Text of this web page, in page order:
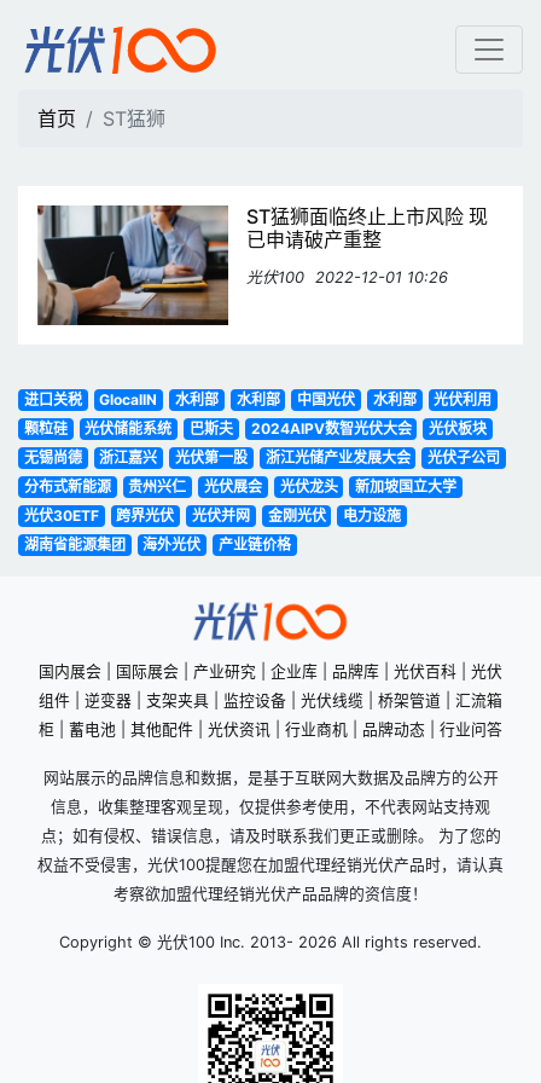
ST猛狮 | 光伏100
首页 ST猛狮
ST猛狮面临终止上市风险 现
已申请破产重整
光伏100 2022-12-01 10:26
进口关税 GlocalIN 水利部 水利部 中国光伏 水利部
光伏利用
颗粒硅
光伏储能系统 巴斯夫 2024AIPV数智光伏大会
光伏板块
无锡尚德
浙江嘉兴 光伏第一股 浙江光储产业发展大会
光伏子公司
分布式新能源
贵州兴仁 光伏展会 光伏龙头
新加坡国立大学
光伏30ETF
跨界光伏 光伏并网 金刚光伏
电力设施
湖南省能源集团
海外光伏 产业链价格
国内展会 国际展会 产业研究 企业库 品牌库 光伏百科
光伏
组件
逆变器 支架夹具 监控设备 光伏线缆 桥架管道
汇流箱
柜
蓄电池 其他配件 光伏资讯 行业商机 品牌动态 行业问答
网站展示的品牌信息和数据，是基于互联网大数据及品牌方的公开
信息，收集整理客观呈现，仅提供参考使用，不代表网站支持观
点；如有侵权、错误信息，请及时联系我们更正或删除。 为了您的
权益不受侵害，光伏100提醒您在加盟代理经销光伏产品时，请认真
考察欲加盟代理经销光伏产品品牌的资信度！
Copyright © 光伏100 Inc. 2013- 2026 All rights reserved.